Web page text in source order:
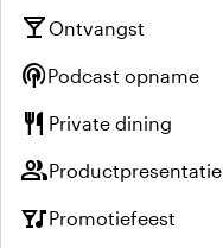
local_bar Ontvangst
podcastsPodcast opname
restaurant Private dining
groupProductpresentatie
nightlifePromotiefeest